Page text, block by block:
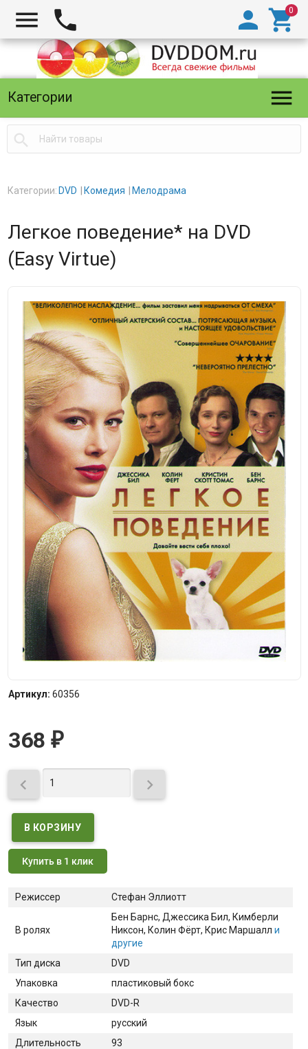
  

Категории 

Категории: DVD Комедия Мелодрама
Легкое поведение* на DVD
(Easy Virtue)
Артикул: 60356
368 ₽
 
Купить в 1 клик
Режиссер Стефан Эллиотт
В ролях
Бен Барнс, Джессика Бил, Кимберли
Никсон, Колин Фёрт, Крис Маршалл и
другие
Тип диска
DVD
Упаковка
пластиковый бокс
Качество
DVD-R
Язык
русский
Длительность
93